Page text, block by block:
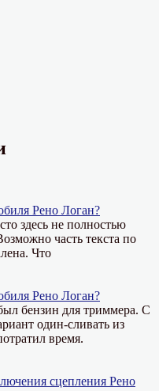
Рено Логан?
здесь не полностью
часть текста по
Что
Рено Логан?
бензин для триммера. С
один-сливать из
время.
сцепления Рено